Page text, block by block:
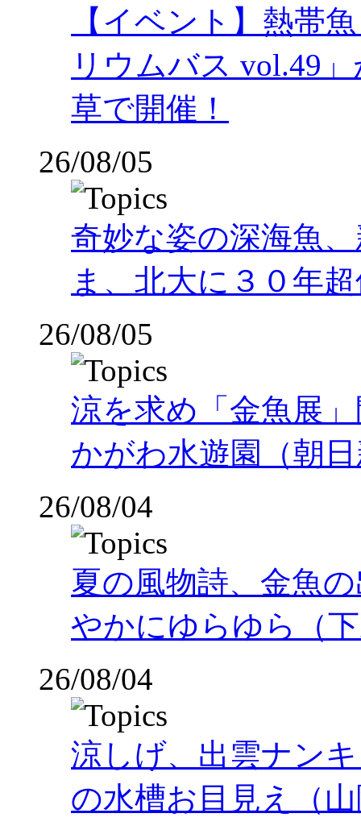
【イベント】熱帯
リウムバス vol.49
草で開催！
26/08/05
奇妙な姿の深海魚
ま、北大に３０年
26/08/05
涼を求め「金魚展
かがわ水遊園（朝
26/08/04
夏の風物詩、金魚
やかにゆらゆら（
26/08/04
涼しげ、出雲ナン
の水槽お目見え（